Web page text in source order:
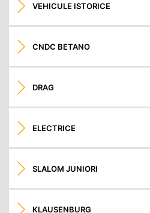
VEHICULE ISTORICE
CNDC BETANO
DRAG
ELECTRICE
SLALOM JUNIORI
KLAUSENBURG